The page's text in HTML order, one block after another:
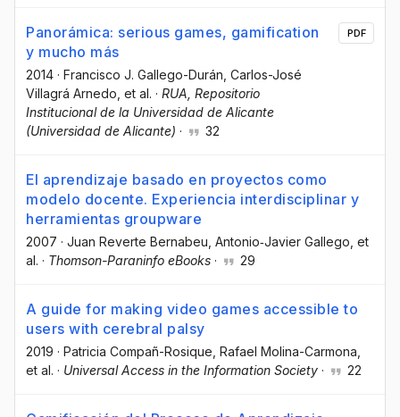
Panorámica: serious games, gamification
y mucho más
2014 · Francisco J. Gallego-Durán , Carlos-José
Villagrá Arnedo , et al. · RUA, Repositorio
Institucional de la Universidad de Alicante
(Universidad de Alicante) · 32
PDF
El aprendizaje basado en proyectos como
modelo docente. Experiencia interdisciplinar y
herramientas groupware
2007 · Juan Reverte Bernabeu , Antonio‐Javier Gallego , et
al. · Thomson-Paraninfo eBooks · 29
A guide for making video games accessible to
users with cerebral palsy
2019 · Patricia Compañ-Rosique , Rafael Molina-Carmona
et al. · Universal Access in the Information Society · 22